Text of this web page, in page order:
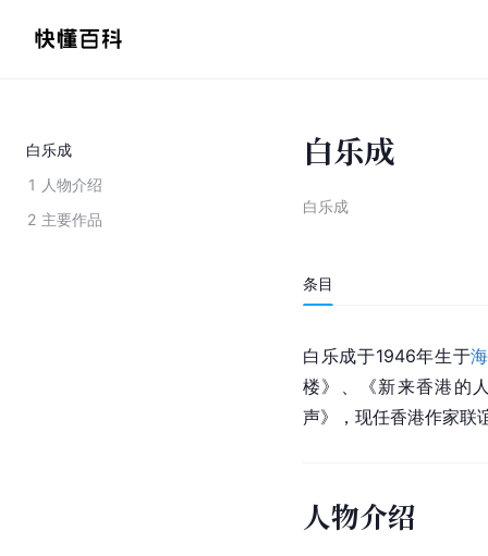
白乐成
1 人物介绍
2 主要作品
白乐成
白乐成
条目
白乐成于1946年生于
楼》、《新来香港的
声》，现任香港作家联
人物介绍